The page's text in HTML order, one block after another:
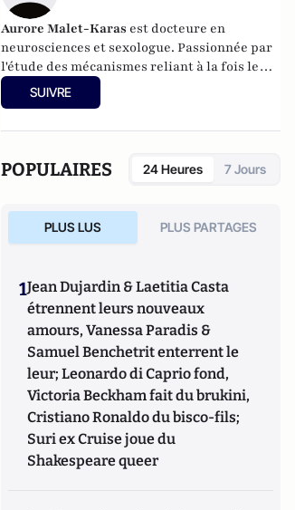
Aurore Malet-Karas est docteure en
neurosciences et sexologue. Passionnée par
l'étude des mécanismes reliant à la fois le
corps et l'esprit, elle a poursuivi un double
cursus en biologie et en psychologie, qui ont
mémoire, des émotions (et en particulier
sexuelles), du plaisir et de la récompense (et
SUIVRE
POPULAIRES 24 Heures 7 Jours
PLUS LUS PLUS PARTAGES
1Jean Dujardin & Laetitia Casta
étrennent leurs nouveaux
amours, Vanessa Paradis &
Samuel Benchetrit enterrent le
leur; Leonardo di Caprio fond,
Victoria Beckham fait du brukini,
Cristiano Ronaldo du bisco-fils;
Suri ex Cruise joue du
Shakespeare queer